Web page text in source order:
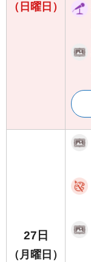
（日曜日）
27日
（月曜日）